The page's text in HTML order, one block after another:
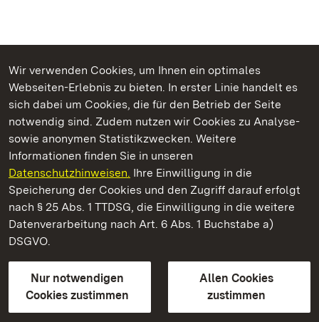
Wir verwenden Cookies, um Ihnen ein optimales
Webseiten-Erlebnis zu bieten. In erster Linie handelt es
sich dabei um Cookies, die für den Betrieb der Seite
notwendig sind. Zudem nutzen wir Cookies zu Analyse-
sowie anonymen Statistikzwecken. Weitere
Informationen finden Sie in unseren
Datenschutzhinweisen. Ihre Einwilligung in die
Speicherung der Cookies und den Zugriff darauf erfolgt
nach § 25 Abs. 1 TTDSG, die Einwilligung in die weitere
Datenverarbeitung nach Art. 6 Abs. 1 Buchstabe a)
DSGVO.
Nur notwendigen
Cookies zustimmen
Allen Cookies
zustimmen
Kommen. Staunen. Genießen.
Staatliche Schlösser und Gärten Baden‑Württemberg
Staatliche Schlösser und Gärten Baden-Württemberg
Kontakt
GebärdenspracheLeichte Sprache
Erklärung zur Barrierefreiheit
BITV-konform (geprüfte Seiten)